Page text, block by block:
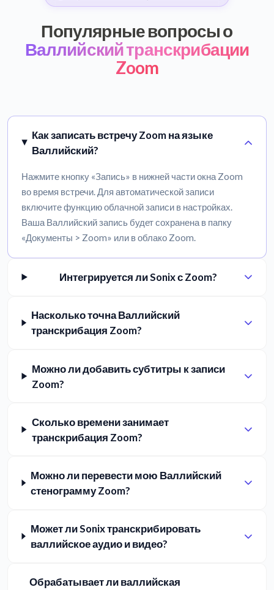
Популярные вопросы о
Валлийский транскрибации
Zoom
Как записать встречу Zoom на языке
Валлийский?
Нажмите кнопку «Запись» в нижней части окна Zoom
во время встречи. Для автоматической записи
включите функцию облачной записи в настройках.
Ваша Валлийский запись будет сохранена в папку
«Документы > Zoom» или в облако Zoom.
Интегрируется ли Sonix с Zoom?
Насколько точна Валлийский
транскрибация Zoom?
Можно ли добавить субтитры к записи
Zoom?
Сколько времени занимает
транскрибация Zoom?
Можно ли перевести мою Валлийский
стенограмму Zoom?
Может ли Sonix транскрибировать
валлийское аудио и видео?
Обрабатывает ли валлийская